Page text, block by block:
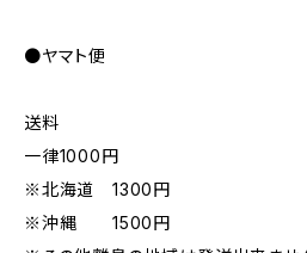
●ヤマト便
送料
一律1000円
※北海道 1300円
※沖縄 1500円